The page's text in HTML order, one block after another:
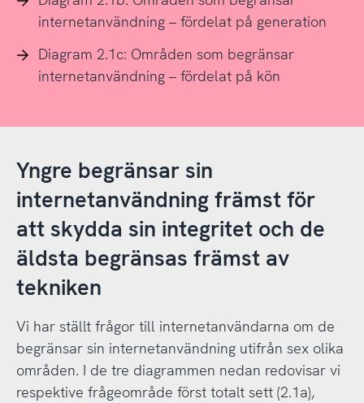
internetanvändning – fördelat på generation
Diagram 2.1c: Områden som begränsar
internetanvändning – fördelat på kön
Yngre begränsar sin
internetanvändning främst för
att skydda sin integritet och de
äldsta begränsas främst av
tekniken
Vi har ställt frågor till internetanvändarna om de
begränsar sin internetanvändning utifrån sex olika
områden. I de tre diagrammen nedan redovisar vi
respektive frågeområde först totalt sett (2.1a),